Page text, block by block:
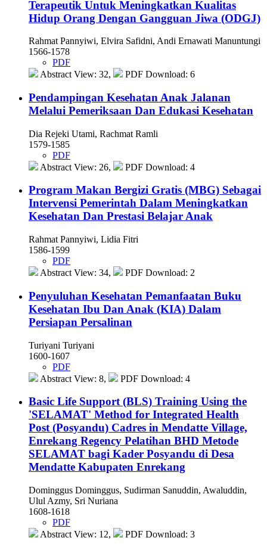
Terapeutik Untuk Meningkatkan Kualitas
Hidup Orang Dengan Gangguan Jiwa (ODGJ)
Rahmat Pannyiwi, Elvira Safidni, Andi Ernawati Manuntungi
1566-1578
PDF
Abstract View: 32,
PDF Download: 6
Pendampingan Kesehatan Anak Jalanan
Melalui Pemeriksaan Dan Edukasi Kesehatan
Dia Rejeki Utami, Rachmat Ramli
1579-1585
PDF
Abstract View: 26,
PDF Download: 4
Program Makan Bergizi Gratis (MBG) Sebagai
Intervensi Pemerintah Dalam Meningkatkan
Kesehatan Dan Prestasi Belajar Anak
Rahmat Pannyiwi, Lidia Fitri
1586-1599
PDF
Abstract View: 34,
PDF Download: 2
Penyuluhan Kesehatan Pemanfaatan Buku
Kesehatan Ibu Dan Anak (KIA) Dalam
Persiapan Persalinan
Turiyani Turiyani
1600-1607
PDF
Abstract View: 8,
PDF Download: 4
Basic Life Support (BLS) Training Using the
'SELAMAT' Method for Integrated Health
Post (Posyandu) Cadres in Mendatte Village,
Enrekang Regency Pelatihan BHD Metode
SELAMAT bagi Kader Posyandu di Desa
Mendatte Kabupaten Enrekang
Dominggus Dominggus, Sudirman Sanuddin, Awaluddin,
Ulul Azmy, Sri Nuriana
1608-1618
PDF
Abstract View: 12,
PDF Download: 3